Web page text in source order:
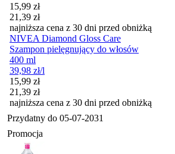
Cena promocyjna
15,99 zł
21,39 zł
najniższa cena z 30 dni przed obniżką
NIVEA Diamond Gloss Care
Szampon pielęgnujący do włosów
400 ml
39,98 zł/l
Cena promocyjna
15,99 zł
21,39 zł
najniższa cena z 30 dni przed obniżką
Przydatny do 05-07-2031
Promocja